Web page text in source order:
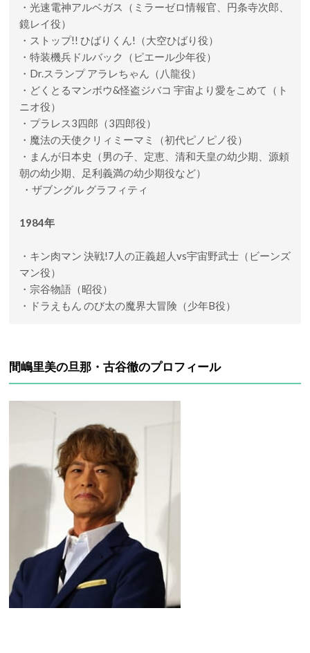
・光速電神アルベガス（ミラーゼロ情報官 、円条寺次郎
鏡レイ役）
・ストップ!! ひばりくん!（大空ひばり役）
・特装機兵ドルバック（ピエール少年役）
・Dr.スランプ アラレちゃん（八龍役）
・どくとるマンボウ&怪盗ジバコ 宇宙より愛をこめて（ト
ニオ役）
・プラレス3四郎（3四郎役）
・魔法の天使クリィミーマミ（初代ピノピノ役）
・まんが日本史（男の子、定恵、清和天皇の幼少期、源頼
朝の幼少期、足利義満の幼少期役など）
・ザブングル グラフィティ
1984年
・キン肉マン 決戦!7人の正義超人vs宇宙野武士（ビーンズ
マン役）
・宗谷物語（昭役）
・ドラえもん のび太の魔界大冒険（少年B役）
間嶋里美の旦那・古谷徹のプロフィール